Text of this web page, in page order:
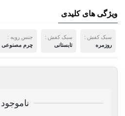
ویژگی های کلیدی
سبک کفش :
روزمره
سبک کفش :
تابستانی
جنس رویه :
چرم مصنوعی
ناموجود